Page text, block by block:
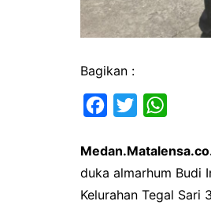
Bagikan :
c
e
b
i
t
t
a
t
s
duka almarhum Budi
Kelurahan Tegal Sari